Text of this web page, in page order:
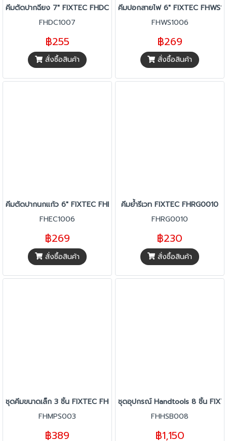
คีมตัดปากฉียง 7" FIXTEC FHDC1007
FHDC1007
฿255
สั่งซื้อสินค้า
คีมปอกสายไฟ 6" FIXTEC
FHWS1006
฿269
สั่งซื้อสินค้า
คีมตัดปากนกแก้ว 6" FIXTEC FHEC1006
FHEC1006
฿269
สั่งซื้อสินค้า
คีมย้ำรีเวท FIXTEC FHRG0010
FHRG0010
฿230
สั่งซื้อสินค้า
ชุดคีมขนาดเล็ก 3 ชิ้น FIXTEC FHMPS003
FHMPS003
฿389
ชุดอุปกรณ์ Handtools 8 ชิ้น
FHHSB008
฿1,150